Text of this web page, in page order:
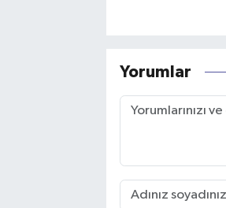
Yorumlar